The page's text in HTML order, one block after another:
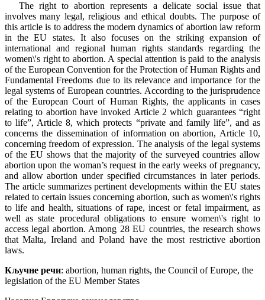
The right to abortion represents a delicate social issue that
involves many legal, religious and ethical doubts. The purpose of
this article is to address the modern dynamics of abortion law reform
in the EU states. It also focuses on the striking expansion of
international and regional human rights standards regarding the
women\'s right to abortion. A special attention is paid to the analysis
of the European Convention for the Protection of Human Rights and
Fundamental Freedoms due to its relevance and importance for the
legal systems of European countries. According to the jurisprudence
of the European Court of Human Rights, the applicants in cases
relating to abortion have invoked Article 2 which guarantees “right
to life”, Article 8, which protects “private and family life”, and as
concerns the dissemination of information on abortion, Article 10,
concerning freedom of expression. The analysis of the legal systems
of the EU shows that the majority of the surveyed countries allow
abortion upon the woman’s request in the early weeks of pregnancy,
and allow abortion under specified circumstances in later periods.
The article summarizes pertinent developments within the EU states
related to certain issues concerning abortion, such as women\'s rights
to life and health, situations of rape, incest or fetal impairment, as
well as state procedural obligations to ensure women\'s right to
access legal abortion. Among 28 EU countries, the research shows
that Malta, Ireland and Poland have the most restrictive abortion
laws.
Кључне речи: abortion, human rights, the Council of Europe, the
legislation of the EU Member States